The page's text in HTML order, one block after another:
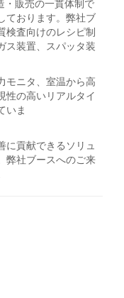
・販売の一貫体制で
ております。弊社ブ
査向けのレシピ制
ス装置、スパッタ装
モニタ、室温から高
性の高いリアルタイ
いま
に貢献できるソリュ
弊社ブースへのご来